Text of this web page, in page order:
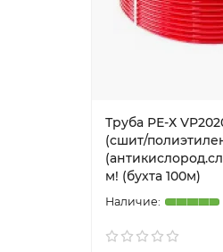
Труба РЕ-Х
(сшит/
м! (бухта 100м)